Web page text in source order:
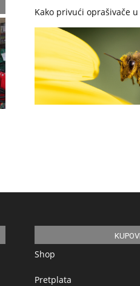
Kako privući oprašivače u
Shop
Pretplata